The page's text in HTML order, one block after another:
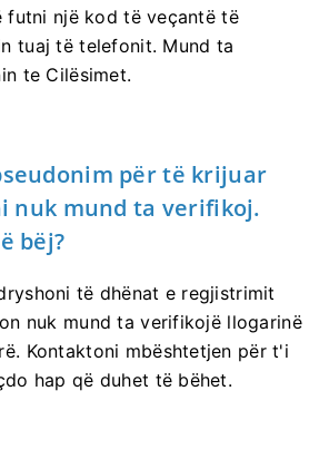
një kod të veçantë të
tuaj të telefonit. Mund ta
te Cilësimet.
për të krijuar
nuk mund ta verifikoj.
bëj?
të dhënat e regjistrimit
nuk mund ta verifikojë llogarinë
Kontaktoni mbështetjen për t'i
hap që duhet të bëhet.